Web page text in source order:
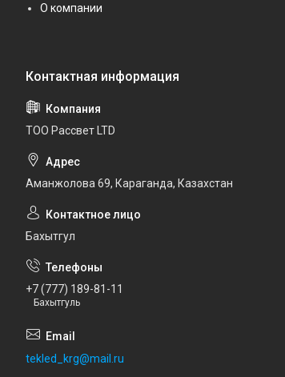
О компании
ТОО Рассвет LTD
Аманжолова 69, Караганда, Казахстан
Бахытгул
+7 (777) 189-81-11
Бахытгуль
tekled_krg@mail.ru